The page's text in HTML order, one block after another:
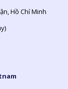
Hồ Chí Minh